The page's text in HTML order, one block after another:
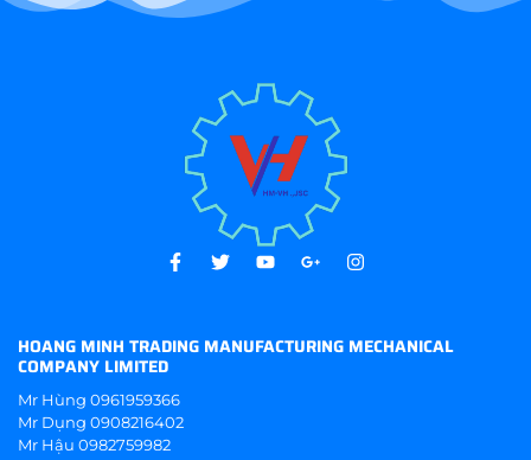
HOANG MINH TRADING MANUFACTURING MECHANICAL
COMPANY LIMITED
Mr Hùng 0961959366
Mr Dụng 0908216402
Mr Hậu 0982759982